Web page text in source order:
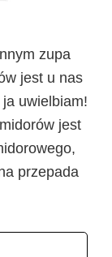
zupa
jest u nas
uwielbiam!
jest
przepada